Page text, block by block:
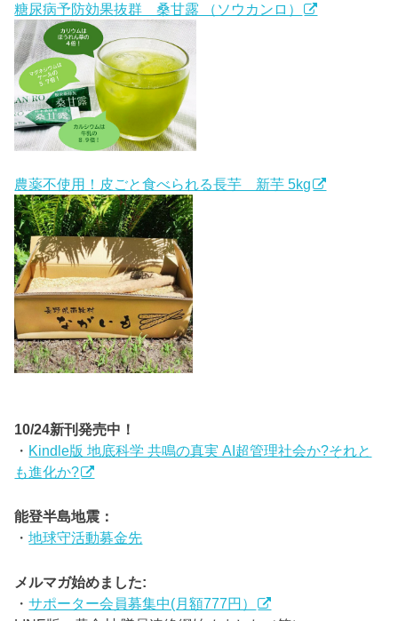
糖尿病予防効果抜群 桑甘露 （ソウカンロ）
農薬不使用！皮ごと食べられる長芋 新芋 5kg
10/24新刊発売中！
・ Kindle版 地底科学 共鳴の真実 AI超管理社会か?それと
も進化か?
能登半島地震：
・地球守活動募金先
メルマガ始めました:
・サポーター会員募集中(月額777円）